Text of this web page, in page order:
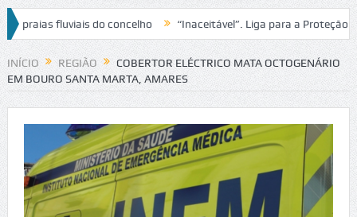
fluviais do concelho “Inaceitável”. Liga para a Proteção da
de trânsito no IC2 em Alcobaça Igreja do Castelo de Cerveira
INÍCIO REGIÃO
COBERTOR ELÉCTRICO MATA OCTOGENÁRIO
EM BOURO SANTA MARTA, AMARES